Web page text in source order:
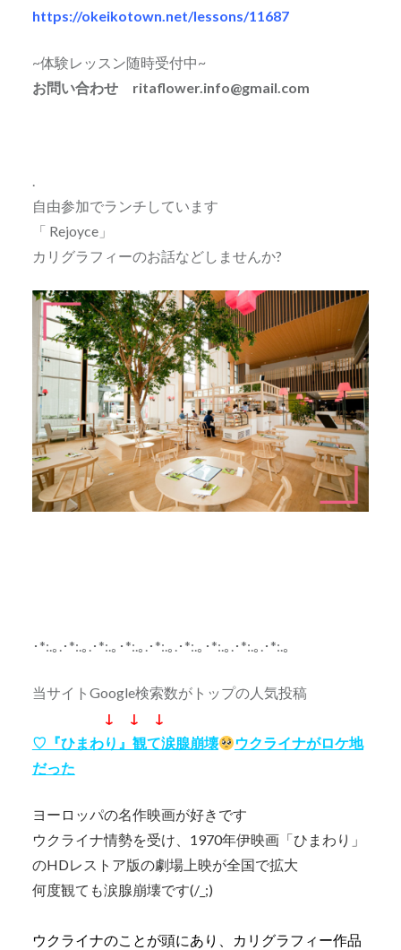
https://okeikotown.net/lessons/11687
~体験レッスン随時受付中~
お問い合わせ ritaflower.info@gmail.com
自由参加でランチしています
「 Rejoyce」
カリグラフィーのお話などしませんか?
･*:.｡.･*:.｡.･*:.｡･*:.｡.･*:.｡.･*:.｡･*:.｡.･*:.｡.･*:.｡
当サイトGoogle検索数がトップの人気投稿
↓ ↓ ↓
♡『ひまわり』観て涙腺崩壊
ウクライナがロケ地
だった
ヨーロッパの名作映画が好きです
ウクライナ情勢を受け、1970年伊映画「ひまわり」
のHDレストア版の劇場上映が全国で拡大
何度観ても涙腺崩壊です(/_;)
ウクライナのことが頭にあり、カリグラフィー作品